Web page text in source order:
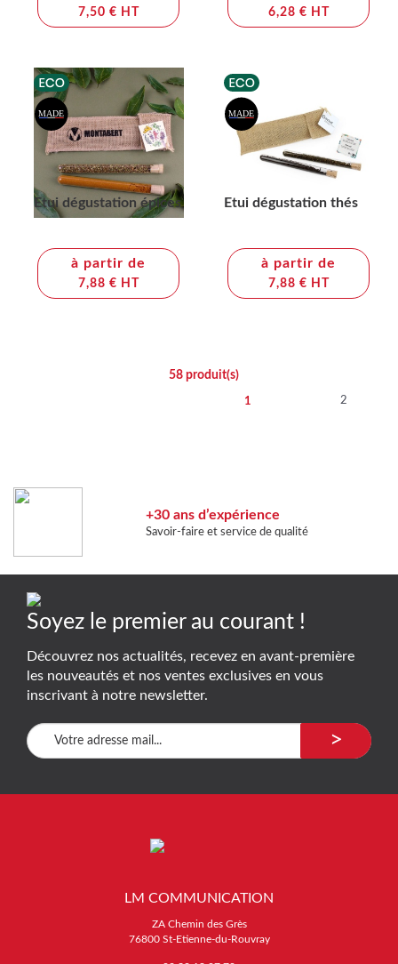
7,50 € HT 6,28 € HT
Etui dégustation épices
à partir de
7,88 € HT
Etui dégustation thés
à partir de
7,88 € HT
58produit(s)
1 2
+30 ans d’expérience
Savoir-faire et service de qualité
Soyez le premier au courant !
Découvrez nos actualités, recevez en avant-première
les nouveautés et nos ventes exclusives en vous
inscrivant à notre newsletter.
>
LM COMMUNICATION
ZA Chemin des Grès
76800 St-Etienne-du-Rouvray